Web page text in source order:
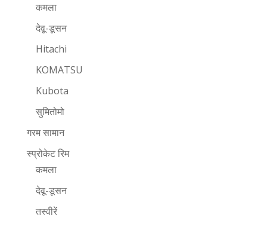
कमला
देवू-डूसन
Hitachi
KOMATSU
Kubota
सुमितोमो
गरम सामान
स्प्रोकेट रिम
कमला
देवू-डूसन
तस्वीरें